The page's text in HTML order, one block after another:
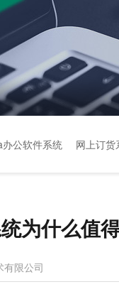
办公软件系统 网上订货
为什么值
有限公司